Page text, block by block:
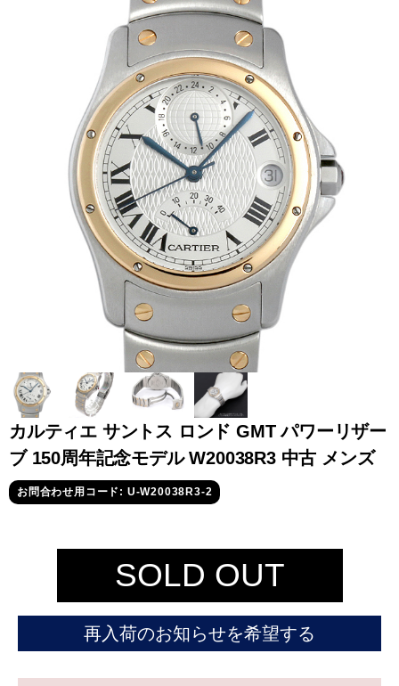
全てのブランドを見
る
ロレックス
パテック
フィリップ
オーデマピゲ
グランド
セイコー
IWC
ヴァシュロン
コンスタンタン
チューダー パネライ
カルティエ サントス ロンド GMT パワーリザー
ブ 150周年記念モデル W20038R3 中古 メンズ
お問合わせ用コード: U-W20038R3-2
SOLD OUT
再入荷のお知らせを希望する